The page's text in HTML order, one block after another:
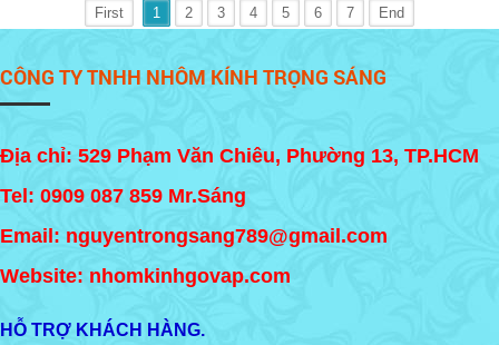
First 1 2 3 4 5 6 7 End
CÔNG TY TNHH NHÔM KÍNH TRỌNG SÁNG
Địa chỉ: 529 Phạm Văn Chiêu, Phường 13, TP.HCM
Tel: 0909 087 859 Mr.Sáng
Email: nguyentrongsang789@gmail.com
Website: nhomkinhgovap.com
HỖ TRỢ KHÁCH HÀNG.